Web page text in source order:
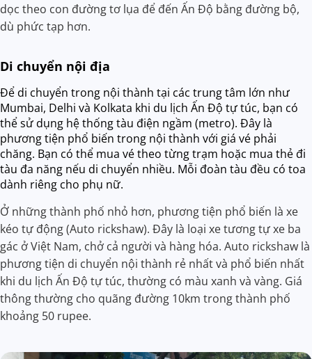
dọc theo con đường tơ lụa để đến Ấn Độ bằng đường bộ,
dù phức tạp hơn.
Di chuyển nội địa
Để di chuyển trong nội thành tại các trung tâm lớn như
Mumbai, Delhi và Kolkata khi du lịch Ấn Độ tự túc, bạn có
thể sử dụng hệ thống tàu điện ngầm (metro). Đây là
phương tiện phổ biến trong nội thành với giá vé phải
chăng. Bạn có thể mua vé theo từng trạm hoặc mua thẻ đi
tàu đa năng nếu di chuyển nhiều. Mỗi đoàn tàu đều có toa
dành riêng cho phụ nữ.
Ở những thành phố nhỏ hơn, phương tiện phổ biến là xe
kéo tự động (Auto rickshaw). Đây là loại xe tương tự xe ba
gác ở Việt Nam, chở cả người và hàng hóa. Auto rickshaw là
phương tiện di chuyển nội thành rẻ nhất và phổ biến nhất
khi du lịch Ấn Độ tự túc, thường có màu xanh và vàng. Giá
thông thường cho quãng đường 10km trong thành phố
khoảng 50 rupee.